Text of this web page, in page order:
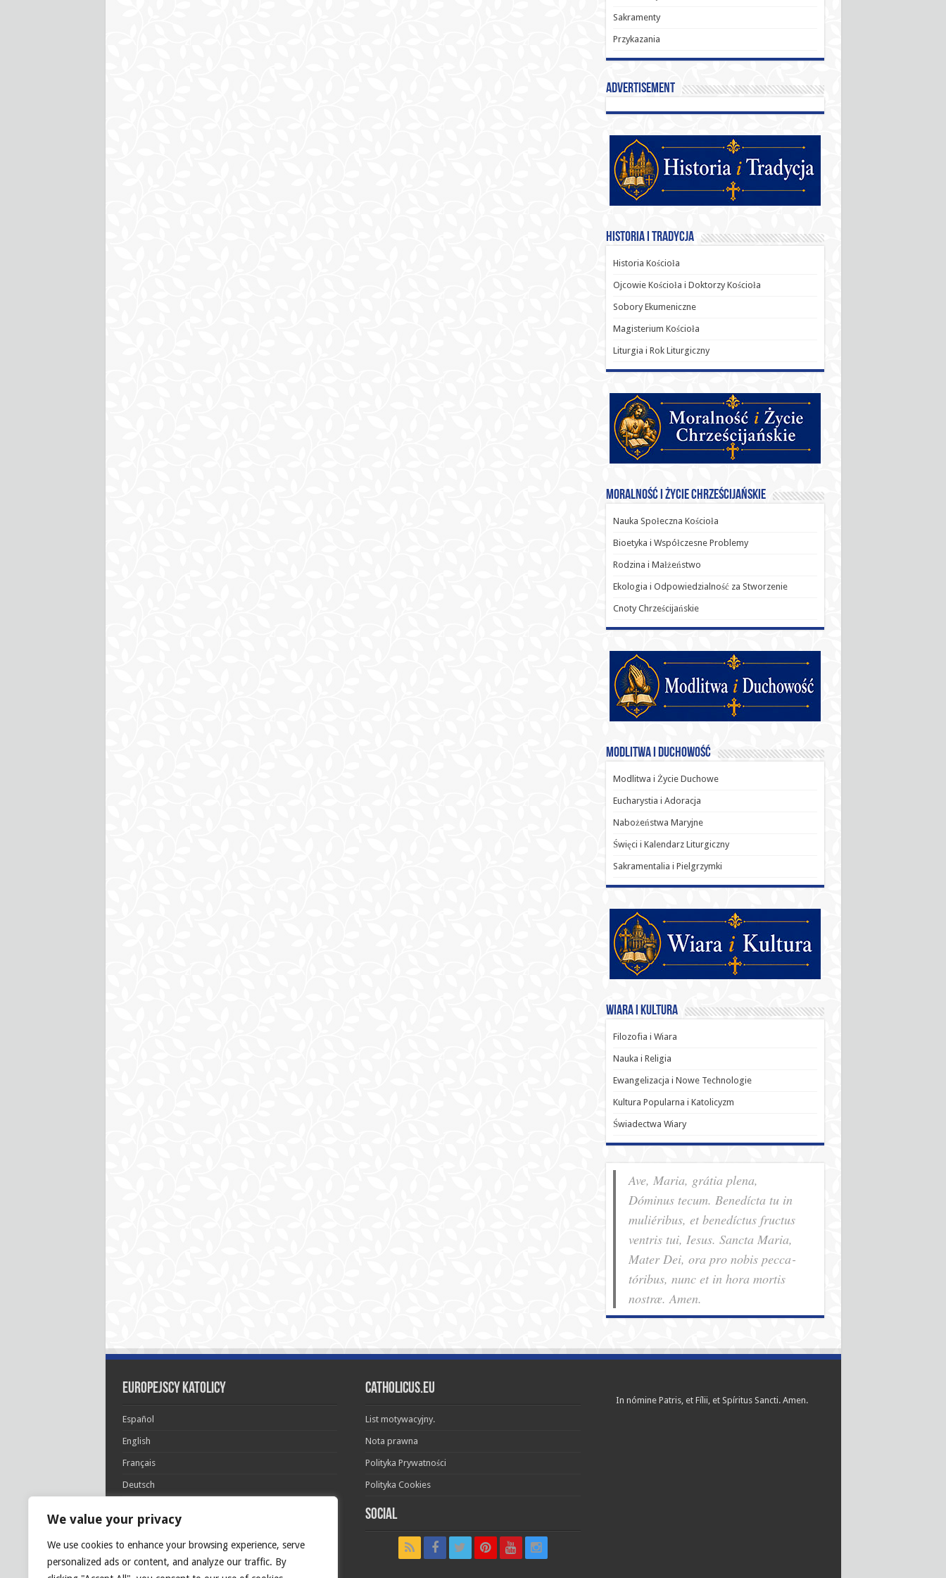
We value your privacy
We use cookies to enhance your browsing experience, serve
personalized ads or content, and analyze our traffic. By
Sakramenty
Przykazania
Advertisement
Historia i Tradycja
Historia Kościoła
Ojcowie Kościoła i Doktorzy Kościoła
Sobory Ekumeniczne
Magisterium Kościoła
Liturgia i Rok Liturgiczny
Moralność i Życie Chrześcijańskie
Nauka Społeczna Kościoła
Bioetyka i Współczesne Problemy
Rodzina i Małżeństwo
Ekologia i Odpowiedzialność za Stworzenie
Cnoty Chrześcijańskie
Modlitwa i Duchowość
Modlitwa i Życie Duchowe
Eucharystia i Adoracja
Nabożeństwa Maryjne
Święci i Kalendarz Liturgiczny
Sakramentalia i Pielgrzymki
Wiara i Kultura
Filozofia i Wiara
Nauka i Religia
Ewangelizacja i Nowe Technologie
Kultura Popularna i Katolicyzm
Świadectwa Wiary
Ave, Maria, grátia plena,
Dóminus tecum. Benedícta tu in
muliéribus, et benedíctus fructus
ventris tui, Iesus. Sancta Maria,
Mater Dei, ora pro nobis pec­ca­
tóribus, nunc et in hora mortis
nostræ. Amen.
Europejscy katolicy
Español
English
Français
Deutsch
Português
Polski
Catholicus.eu
List motywacyjny.
Nota prawna
Polityka Prywatności
Polityka Cookies
Social
In nómine Patris, et Fílii, et Spíritus Sancti. Amen.